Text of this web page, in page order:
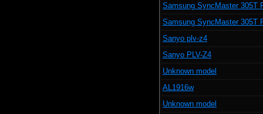
Samsung SyncMaster 305T
Samsung SyncMaster 305T
Sanyo plv-z4
Sanyo PLV-Z4
Unknown model
AL1916w
Unknown model